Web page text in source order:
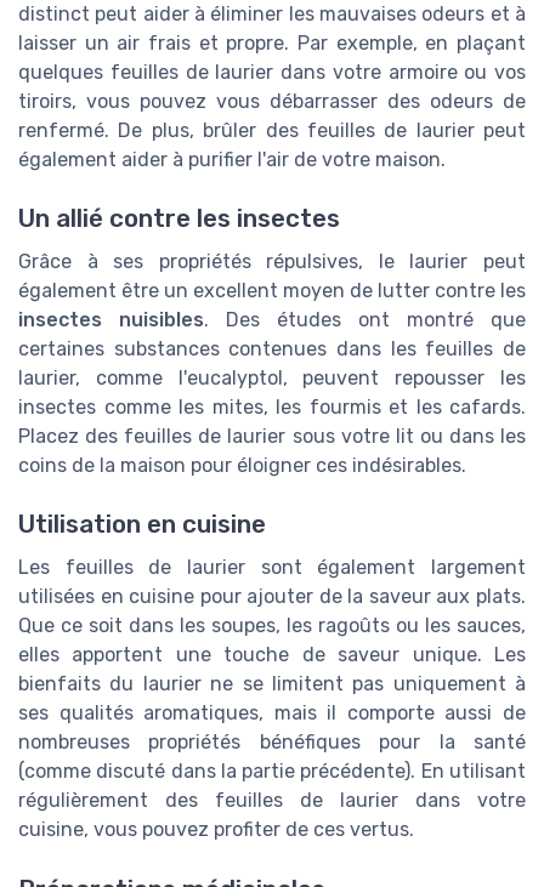
distinct peut aider à éliminer les mauvaises odeurs et à
laisser un air frais et propre. Par exemple, en plaçant
quelques feuilles de laurier dans votre armoire ou vos
tiroirs, vous pouvez vous débarrasser des odeurs de
renfermé. De plus, brûler des feuilles de laurier peut
également aider à purifier l'air de votre maison.
Un allié contre les insectes
Grâce à ses propriétés répulsives, le laurier peut
également être un excellent moyen de lutter contre les
insectes nuisibles. Des études ont montré que
certaines substances contenues dans les feuilles de
laurier, comme l'eucalyptol, peuvent repousser les
insectes comme les mites, les fourmis et les cafards.
Placez des feuilles de laurier sous votre lit ou dans les
coins de la maison pour éloigner ces indésirables.
Utilisation en cuisine
Les feuilles de laurier sont également largement
utilisées en cuisine pour ajouter de la saveur aux plats.
Que ce soit dans les soupes, les ragoûts ou les sauces,
elles apportent une touche de saveur unique. Les
bienfaits du laurier ne se limitent pas uniquement à
ses qualités aromatiques, mais il comporte aussi de
nombreuses propriétés bénéfiques pour la santé
(comme discuté dans la partie précédente). En utilisant
régulièrement des feuilles de laurier dans votre
cuisine, vous pouvez profiter de ces vertus.